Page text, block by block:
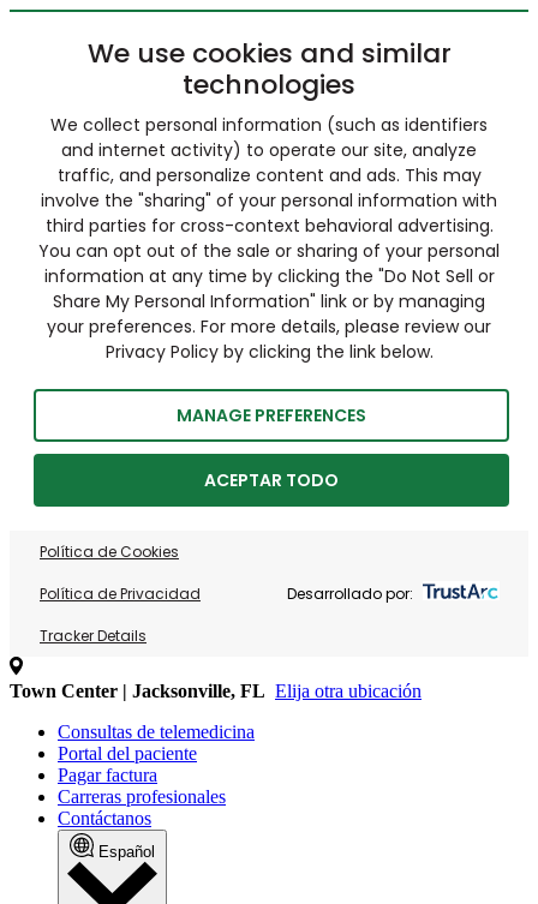
We use cookies and similar
technologies
We collect personal information (such as identifiers
and internet activity) to operate our site, analyze
traffic, and personalize content and ads. This may
involve the "sharing" of your personal information with
third parties for cross-context behavioral advertising.
You can opt out of the sale or sharing of your personal
information at any time by clicking the "Do Not Sell or
Share My Personal Information" link or by managing
your preferences. For more details, please review our
Privacy Policy by clicking the link below.
MANAGE PREFERENCES
ACEPTAR TODO
Política de Cookies
Política de Privacidad
Tracker Details
Desarrollado por:
Town Center | Jacksonville, FL Elija otra ubicación
Consultas de telemedicina
Portal del paciente
Pagar factura
Carreras profesionales
Contáctanos
Español